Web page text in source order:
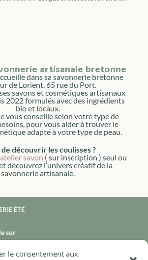
le consentement aux
artisanale bretonne
dans sa savonnerie bretonne
de Lorient, 65 rue du Port.
savons et cosmétiques artisanaux
2022 formulés avec des ingrédients
bio et locaux.
vous conseille selon votre type de
pour vous aider à trouver le
adapté à votre type de peau.
de découvrir les coulisses ?
atelier savon ( sur inscription ) seul ou
découvrez l’univers créatif de la
savonnerie artisanale.
ÉTÉ
sur